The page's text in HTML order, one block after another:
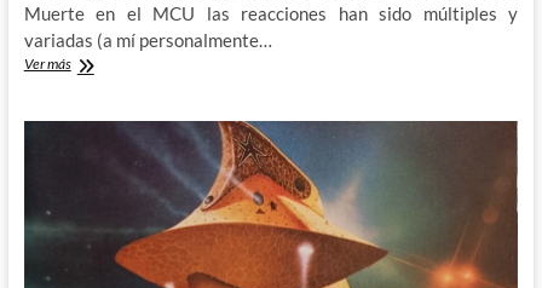
Muerte en el MCU las reacciones han sido múltiples y
variadas (a mí personalmente…
Ver más¿Por
de